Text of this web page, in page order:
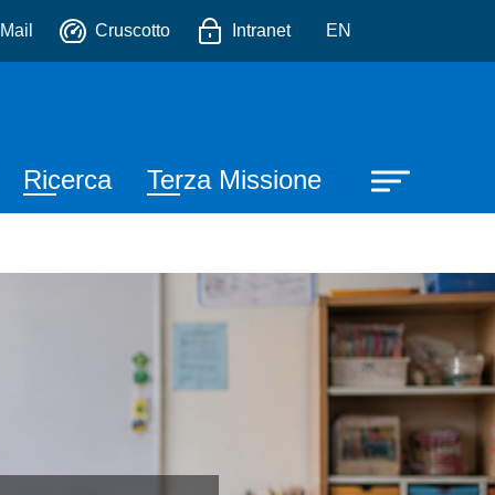
Mail Cruscotto Intranet EN
Ricerca Terza Missione